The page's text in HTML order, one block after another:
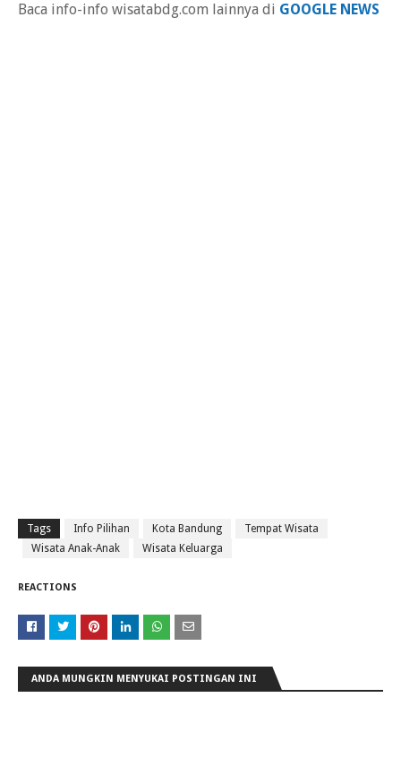
Baca info-info wisatabdg.com lainnya di GOOGLE NEWS
Tags Info Pilihan Kota Bandung
Tempat Wisata
Wisata Anak-Anak
Wisata Keluarga
REACTIONS
ANDA MUNGKIN MENYUKAI POSTINGAN INI